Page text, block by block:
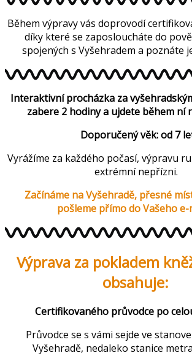
Během výpravy vás doprovodí
díky které se zaposloucháte do
spojených s Vyšehradem a poznáte
Interaktivní procházka za
zabere 2 hodiny a ujdete během ní
Doporučený věk: od 7
Vyrážíme za každého počasí, výpravu
extrémní nepřízni.
Začínáme na Vyšehradě, přesné
pošleme přímo do Vašeho e-
Výprava za pokladem
obsahuje:
Certifikovaného průvodce po
Průvodce se s vámi sejde ve
Vyšehradě, nedaleko stanice